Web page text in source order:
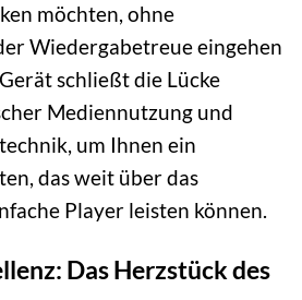
möchten, ohne
Wiedergabetreue eingehen
schließt die Lücke
Mediennutzung und
um Ihnen ein
das weit über das
Player leisten können.
Das Herzstück des